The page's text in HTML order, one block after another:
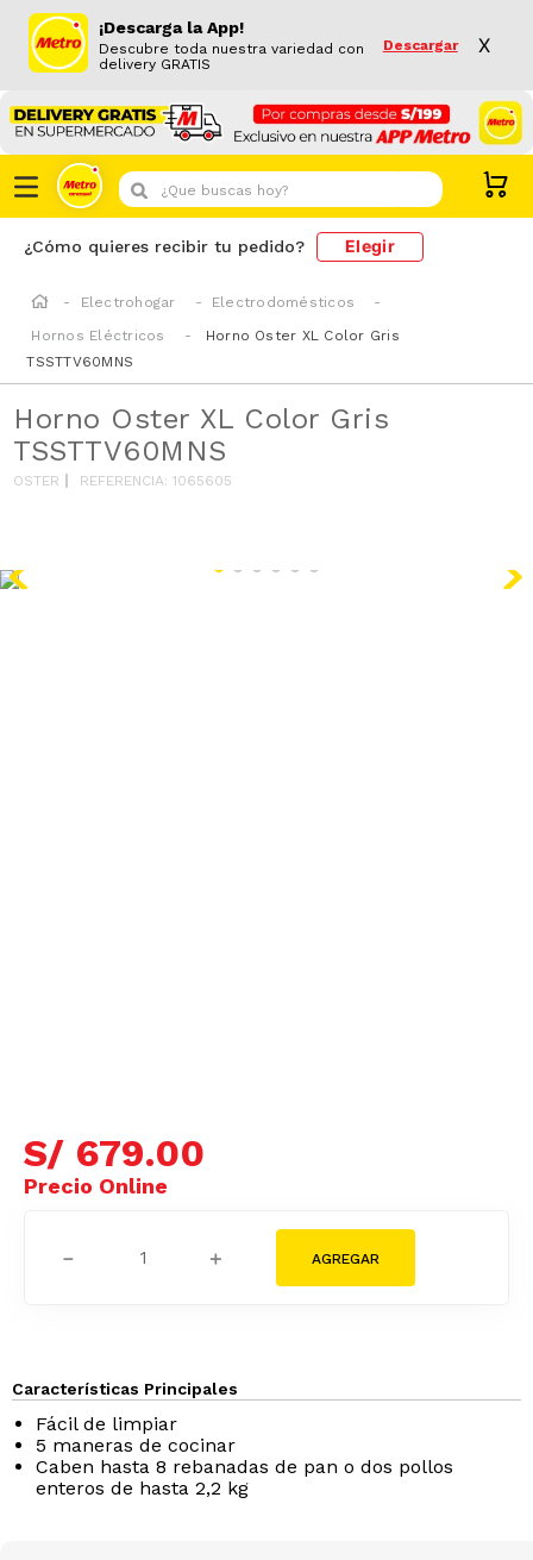
¡Descarga la App!
Descubre toda nuestra variedad con
delivery GRATIS
Descargar X
¿Que buscas hoy?
¿Cómo quieres recibir tu pedido? Elegir
Electrohogar
Electrodomésticos
Hornos Eléctricos
Horno Oster XL Color Gris
TSSTTV60MNS
Horno Oster XL Color Gris
TSSTTV60MNS
OSTER REFERENCIA:1065605
S/ 679.00
＋
－
Características Principales
Fácil de limpiar
5 maneras de cocinar
Caben hasta 8 rebanadas de pan o dos pollos
enteros de hasta 2,2 kg